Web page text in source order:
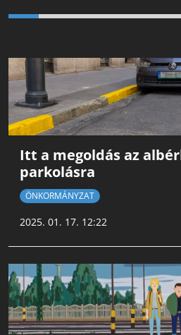
Itt a megoldás az
parkolásra
ÖNKORMÁNYZAT
2025. 01. 17. 12:22